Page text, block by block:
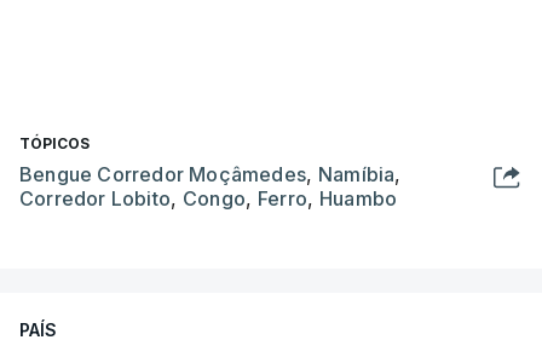
TÓPICOS
Bengue Corredor Moçâmedes, Namíbia,
Corredor Lobito, Congo, Ferro, Huambo
PAÍS